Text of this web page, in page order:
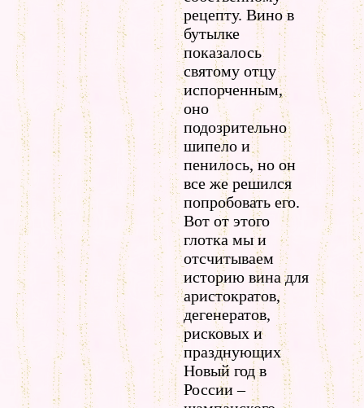
рецепту. Вино в
бутылке
показалось
святому отцу
испорченным,
оно
подозрительно
шипело и
пенилось, но он
все же решился
попробовать его.
Вот от этого
глотка мы и
отсчитываем
историю вина для
аристократов,
дегенератов,
рисковых и
празднующих
Новый год в
России –